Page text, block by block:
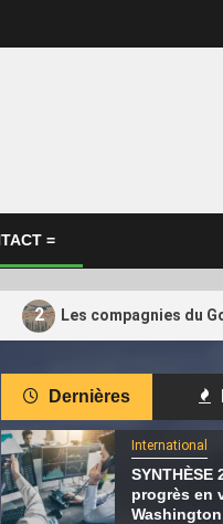
=
2 Les compagnies du
les
de GNL
dépasser
4
165
Dernières
International
progrès en